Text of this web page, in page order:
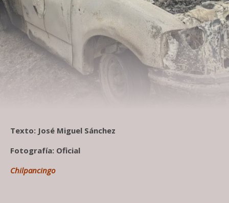
Texto: José Miguel Sánchez
Fotografía: Oficial
Chilpancingo